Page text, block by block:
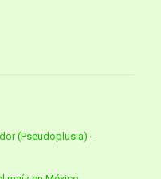
(Pseudoplusia) -